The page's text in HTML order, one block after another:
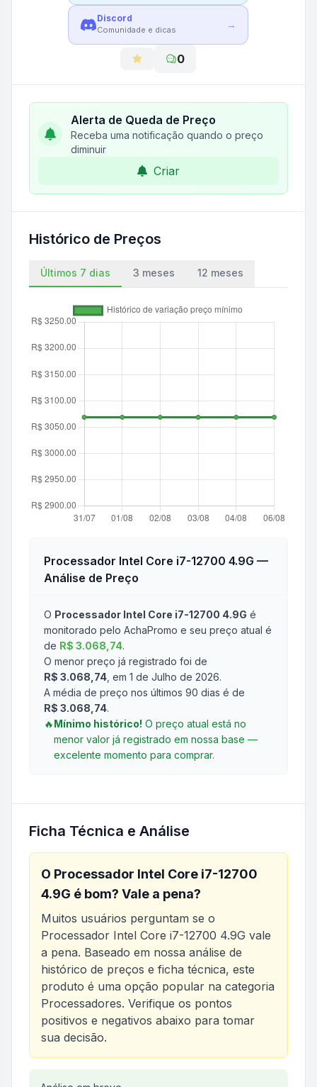
Discord
Comunidade e dicas →
0
Alerta de Queda de Preço
Receba uma notificação quando o preço
diminuir
Criar
Histórico de Preços
Últimos 7 dias 3 meses 12 meses
Processador Intel Core i7-12700 4.9G —
Análise de Preço
O Processador Intel Core i7-12700 4.9G é
monitorado pelo AchaPromo e seu preço atual é
de R$ 3.068,74.
O menor preço já registrado foi de
R$ 3.068,74 , em 1 de Julho de 2026.
A média de preço nos últimos 90 dias é de
R$ 3.068,74.
🔥Mínimo histórico! O preço atual está no
menor valor já registrado em nossa base —
excelente momento para comprar.
Ficha Técnica e Análise
O Processador Intel Core i7-12700
4.9G é bom? Vale a pena?
Muitos usuários perguntam se o
Processador Intel Core i7-12700 4.9G vale
a pena. Baseado em nossa análise de
histórico de preços e ficha técnica, este
produto é uma opção popular na categoria
Processadores. Verifique os pontos
positivos e negativos abaixo para tomar
sua decisão.